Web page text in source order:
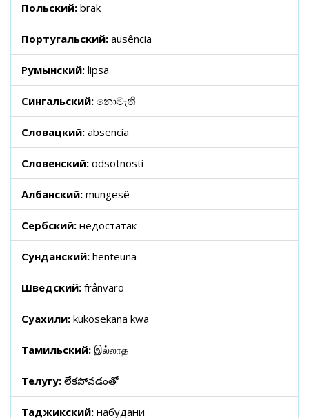
Польский: brak
Португальский: ausência
Румынский: lipsa
Сингальский: නොමැති
Словацкий: absencia
Словенский: odsotnosti
Албанский: mungesë
Сербский: недостатак
Сунданский: henteuna
Шведский: frånvaro
Суахили: kukosekana kwa
Тамильский: இல்லாத
Телугу: లేకపోవడంతో
Таджикский: набудани